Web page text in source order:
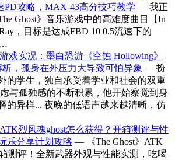
PD攻略，MAX-43高分技巧教学 — 我正
Ghost》音乐游戏中的高难度曲目【In
，目标是达成FBD 10 0.5流速下的
游戏实况：墨白恐游《空蚀 Hollowing》
，孤身在外压力大导致可怕异象 — 扮
的学生，独自承受着学业和社会的双重
与孤独感的不断积累，他开始察觉到身
的异样... 夜晚的低语声越来越清晰，仿
ATK烈风魂ghost怎么获得？开箱测评与性
乐分享计划攻略 — 《The Ghost》ATK
测评！全新武器外观与性能实测，吃喝